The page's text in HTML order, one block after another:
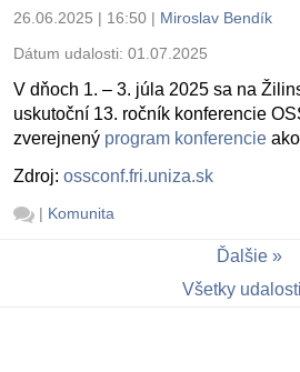
26.06.2025 | 16:50 | Miroslav Bendík
Dátum udalosti: 01.07.2025
V dňoch 1. – 3. júla 2025 sa na
uskutoční 13. ročník konferencie
zverejnený program konferencie
Zdroj: ossconf.fri.uniza.sk
| Komunita
Ďalšie
Všetky udalosti